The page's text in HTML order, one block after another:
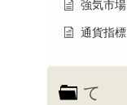
強気市場
通貨指標
て